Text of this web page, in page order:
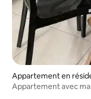
Appartement en
Appartement avec